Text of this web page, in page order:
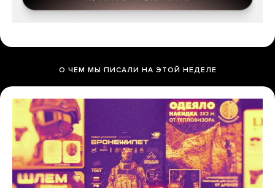
О ЧЕМ МЫ ПИСАЛИ НА ЭТОЙ НЕДЕЛЕ